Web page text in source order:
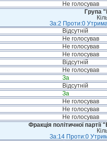
Не голосував
Група
За:2 Проти:0
Відсутній
Не голосував
Не голосував
Не голосував
Відсутній
Не голосував
За
Відсутній
За
Не голосував
Не голосував
Не голосував
Фракція політичної
За:14 Проти:0